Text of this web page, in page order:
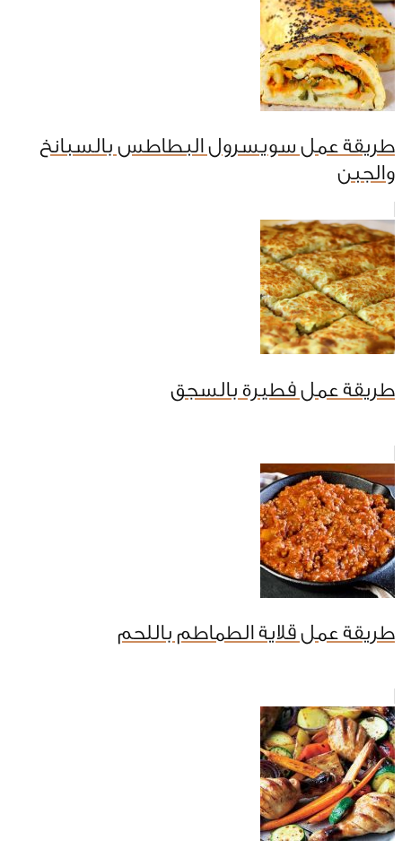
طريقة عمل سويسرول البطاطس بالسبانخ
والجبن
طريقة عمل فطيرة بالسجق
طريقة عمل قلاية الطماطم باللحم